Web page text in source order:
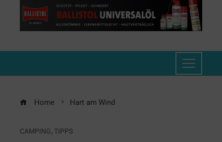
Home Hart am Wind
CAMPING, TIPPS